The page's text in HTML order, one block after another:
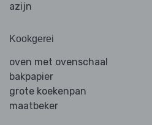
azijn
Kookgerei
oven met ovenschaal
bakpapier
grote koekenpan
maatbeker